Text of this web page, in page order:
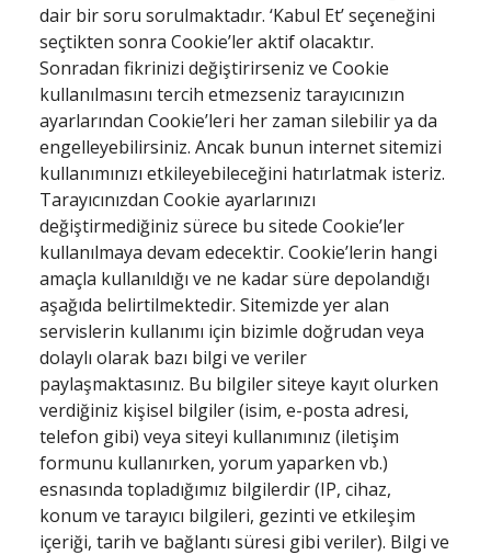
dair bir soru sorulmaktadır. ‘Kabul Et’ seçeneğini
seçtikten sonra Cookie’ler aktif olacaktır.
Sonradan fikrinizi değiştirirseniz ve Cookie
kullanılmasını tercih etmezseniz tarayıcınızın
ayarlarından Cookie’leri her zaman silebilir ya da
engelleyebilirsiniz. Ancak bunun internet sitemizi
kullanımınızı etkileyebileceğini hatırlatmak isteriz.
Tarayıcınızdan Cookie ayarlarınızı
değiştirmediğiniz sürece bu sitede Cookie’ler
kullanılmaya devam edecektir. Cookie’lerin hangi
amaçla kullanıldığı ve ne kadar süre depolandığı
aşağıda belirtilmektedir. Sitemizde yer alan
servislerin kullanımı için bizimle doğrudan veya
dolaylı olarak bazı bilgi ve veriler
paylaşmaktasınız. Bu bilgiler siteye kayıt olurken
verdiğiniz kişisel bilgiler (isim, e-posta adresi,
telefon gibi) veya siteyi kullanımınız (iletişim
formunu kullanırken, yorum yaparken vb.)
esnasında topladığımız bilgilerdir (IP, cihaz,
konum ve tarayıcı bilgileri, gezinti ve etkileşim
içeriği, tarih ve bağlantı süresi gibi veriler). Bilgi ve